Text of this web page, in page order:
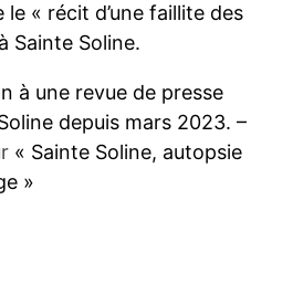
le « récit d’une faillite des
Sainte Soline.
à une revue de presse
depuis mars 2023. –
« Sainte Soline, autopsie
»